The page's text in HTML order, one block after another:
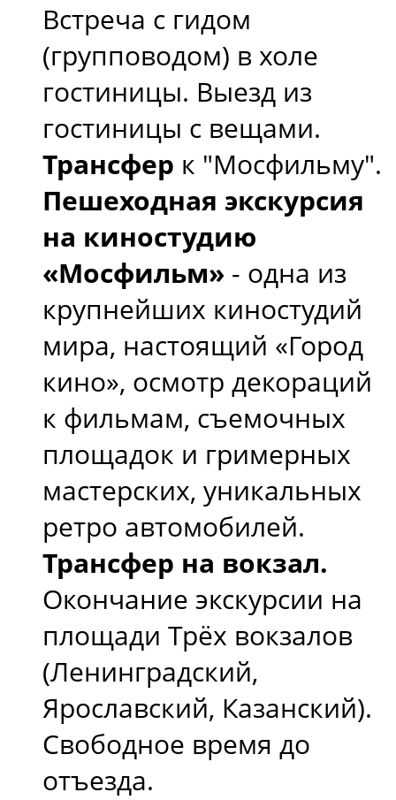
Встреча с гидом
(групповодом) в холе
гостиницы. Выезд из
гостиницы с вещами.
Трансфер к "Мосфильму".
Пешеходная экскурсия
на киностудию
«Мосфильм» - одна из
крупнейших киностудий
мира, настоящий «Город
кино», осмотр декораций
к фильмам, съемочных
площадок и гримерных
мастерских, уникальных
ретро автомобилей.
Трансфер на вокзал.
Окончание экскурсии на
площади Трёх вокзалов
(Ленинградский,
Ярославский, Казанский).
Свободное время до
отъезда.